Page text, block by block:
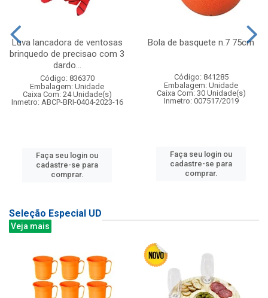
Luva lancadora de ventosas
brinquedo de precisao com 3
dardo...
Código: 836370
Embalagem: Unidade
Caixa Com: 24 Unidade(s)
Inmetro: ABCP-BRI-0404-2023-16
Faça seu login ou
cadastre-se para
comprar.
Bola de basquete n.7 75cm
Código: 841285
Embalagem: Unidade
Caixa Com: 30 Unidade(s)
Inmetro: 007517/2019
Faça seu login ou
cadastre-se para
comprar.
Seleção Especial UD
Veja mais